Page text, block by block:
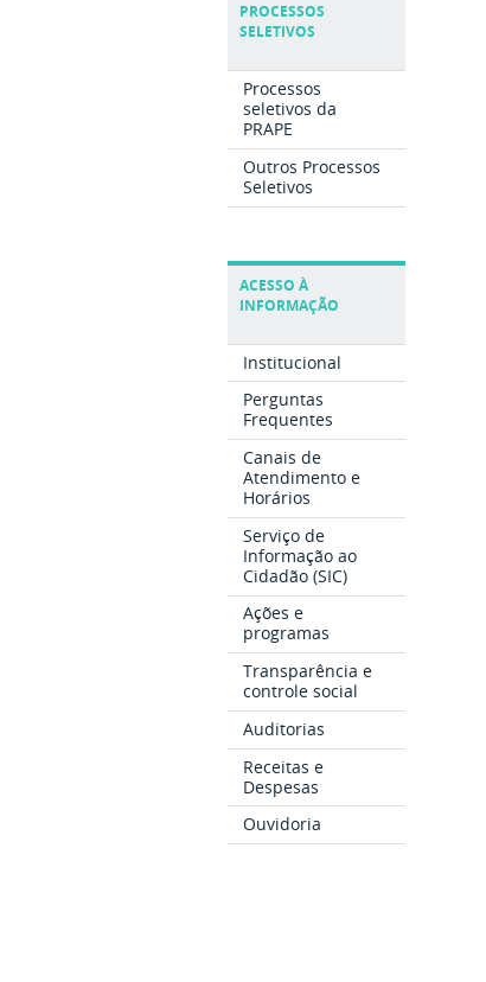
PROCESSOS
SELETIVOS
Processos
seletivos da
PRAPE
Outros Processos
Seletivos
ACESSO À
INFORMAÇÃO
Institucional
Perguntas
Frequentes
Canais de
Atendimento e
Horários
Serviço de
Informação ao
Cidadão (SIC)
Ações e
programas
Transparência e
controle social
Auditorias
Receitas e
Despesas
Ouvidoria